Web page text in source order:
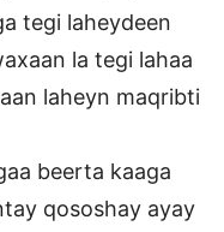
tegi laheydeen
la tegi lahaa
laheyn maqribti
beerta kaaga
qososhay ayay